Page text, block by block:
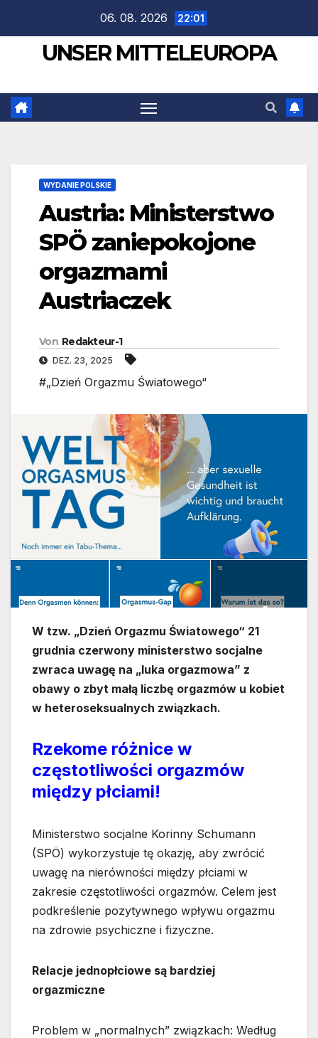
springen
06. 08. 2026 22:01
UNSER MITTELEUROPA
WYDANIE POLSKIE
Austria: Ministerstwo
SPÖ zaniepokojone
orgazmami
Austriaczek
Von Redakteur-1
DEZ. 23, 2025
#„Dzień Orgazmu Światowego“
W tzw. „Dzień Orgazmu Światowego“ 21
grudnia czerwony ministerstwo socjalne
zwraca uwagę na „luka orgazmowa” z
obawy o zbyt małą liczbę orgazmów u kobiet
w heteroseksualnych związkach.
Rzekome różnice w
częstotliwości orgazmów
między płciami!
Ministerstwo socjalne Korinny Schumann
(SPÖ) wykorzystuje tę okazję, aby zwrócić
uwagę na nierówności między płciami w
zakresie częstotliwości orgazmów. Celem jest
podkreślenie pozytywnego wpływu orgazmu
na zdrowie psychiczne i fizyczne.
Relacje jednopłciowe są bardziej
orgazmiczne
Problem w „normalnych” związkach: Według